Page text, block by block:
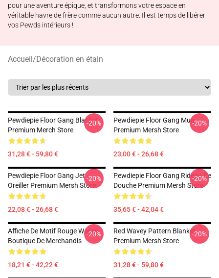
pour une aventure épique, et transformons votre espace en
véritable havre de frère comme aucun autre. Il est temps de libérer
vos Pewds intérieurs !
Accueil/Décoration en étain
Pewdiepie Floor Gang Blanket
Premium Merch Store
31,28 € - 59,80 €
-20%
Pewdiepie Floor Gang Mug
Premium Mersh Store
23,00 € - 26,68 €
-20%
Pewdiepie Floor Gang Jet
Oreiller Premium Mersh Store
22,08 € - 26,68 €
-20%
Pewdiepie Floor Gang Rideau De
Douche Premium Mersh Store
35,65 € - 42,04 €
-20%
Affiche De Motif Rouge Wavey
Boutique De Merchandis
18,21 € - 42,22 €
-20%
Red Wavey Pattern Blanket
Premium Mersh Store
31,28 € - 59,80 €
-20%